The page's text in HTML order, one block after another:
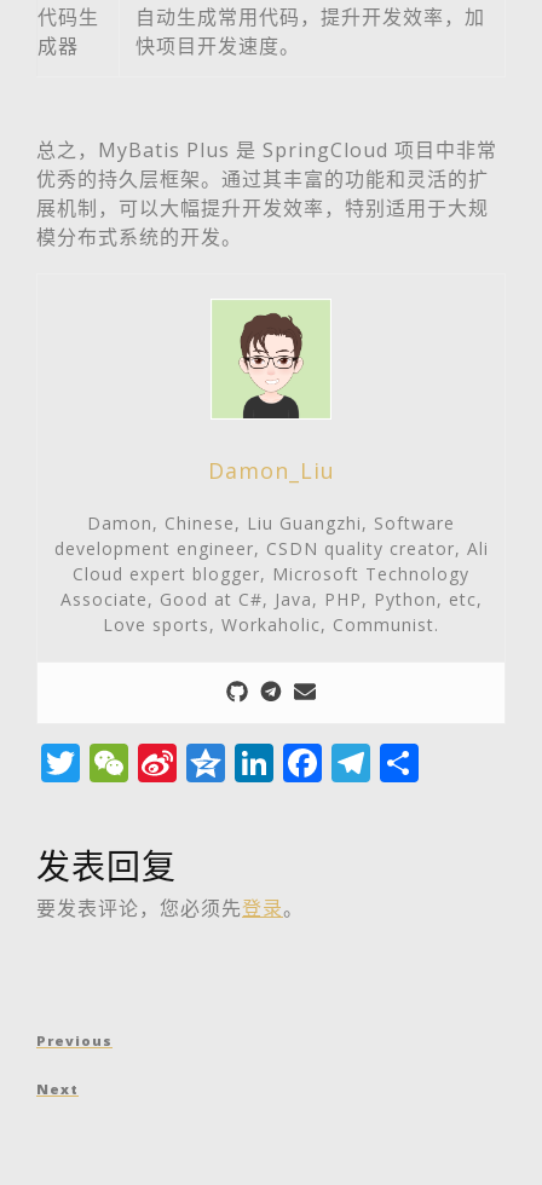
代码生
成器
自动生成常用代码，提升开发效率，加
快项目开发速度。
总之，MyBatis Plus 是 SpringCloud 项目中非常
优秀的持久层框架。通过其丰富的功能和灵活的扩
展机制，可以大幅提升开发效率，特别适用于大规
模分布式系统的开发。
Damon_Liu
Damon, Chinese, Liu Guangzhi, Software
development engineer, CSDN quality creator, Ali
Cloud expert blogger, Microsoft Technology
Associate, Good at C#, Java, PHP, Python, etc,
Love sports, Workaholic, Communist.
Twitter
WeChat
SinaQzone
LinkedIn
Facebook
发表回复
要发表评论，您必须先登录。
文
章
Previous
Previous
Next
Next